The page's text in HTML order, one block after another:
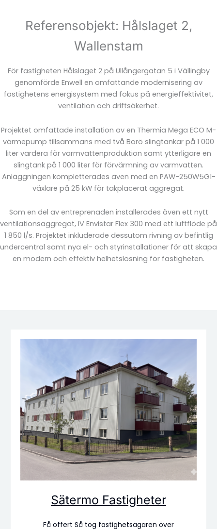
Referensobjekt: Hålslaget 2,
Wallenstam
För fastigheten Hålslaget 2 på Ullångergatan 5 i Vällingby
genomförde Enwell en omfattande modernisering av
fastighetens energisystem med fokus på energieffektivitet,
ventilation och driftsäkerhet.
Projektet omfattade installation av en Thermia Mega ECO M-
värmepump tillsammans med två Borö slingtankar på 1 000
liter vardera för varmvattenproduktion samt ytterligare en
slingtank på 1 000 liter för förvärmning av varmvatten.
Anläggningen kompletterades även med en PAW-250W5G1-
växlare på 25 kW för takplacerat aggregat.
Som en del av entreprenaden installerades även ett nytt
ventilationsaggregat, IV Envistar Flex 300 med ett luftflöde på
1 850 l/s. Projektet inkluderade dessutom rivning av befintlig
undercentral samt nya el- och styrinstallationer för att skapa
en modern och effektiv helhetslösning för fastigheten.
Sätermo Fastigheter
Få offert Så tog fastighetsägaren över